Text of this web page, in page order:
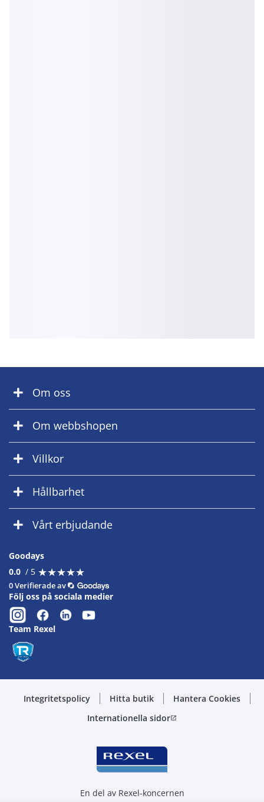
Om oss
Om webbshopen
Villkor
Hållbarhet
Vårt erbjudande
Goodays
0.0 / 5 ★★★★★
★★★★★
0 Verifierade av
Följ oss på sociala medier
Team Rexel
Integritetspolicy Hitta butik
Hantera Cookies
Internationella sidoropen_in_new
En del av Rexel-koncernen